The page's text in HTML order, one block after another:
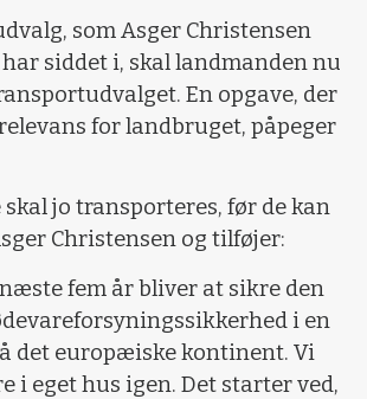
som Asger Christensen
siddet i, skal landmanden nu
En opgave, der
for landbruget, påpeger
skal jo transporteres, før de kan
Christensen og tilføjer:
fem år bliver at sikre den
i en
det europæiske kontinent. Vi
i eget hus igen. Det starter ved,